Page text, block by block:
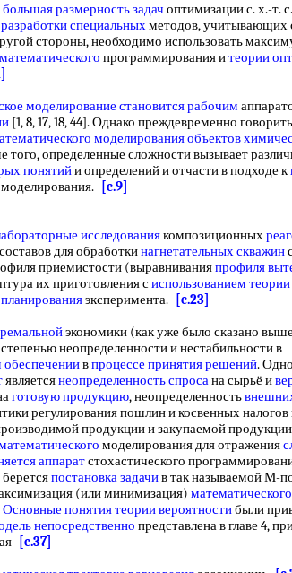
большая размерность задач оптимизации с. х.-т.
разработки специальныхметодов, учитывающих
стороны, необходимо использовать
программирования итеории
моделирование становится рабочим
[1, 8, 17, 18, 44]. Однако преждевременно
моделирования объектов
того, определенные сложности вызывает
понятийи определений и отчасти в подходе к
моделирования. [c.9]
исследованиякомпозиционных
составов для обработкинагнетательных скважин
приемистости (выравниванияпрофиля
их приготовления сиспользованием теории
эксперимента.
[c.23]
экономики (как уже было сказано
неопределенности и нестабильности в
впроцессе принятия решений.
являетсянеопределенность спросана сырьё и
готовую продукцию, неопределенность
регулирования пошлин и косвенных налогов
продукции и закупаемой
моделирования для отражения
аппаратстохастического
постановка задачив так называемой М-
(или минимизация)
Основные понятия теории вероятностибыли
непосредственно представлена в главе 4,
[c.37]